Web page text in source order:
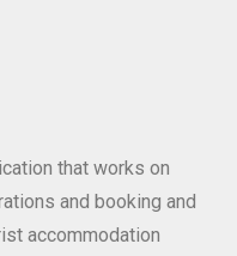
that works on
and booking and
accommodation